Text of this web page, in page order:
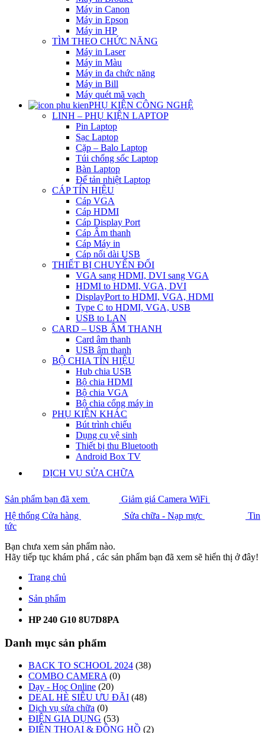
Máy in Canon
Máy in Epson
Máy in HP
TÌM THEO CHỨC NĂNG
Máy in Laser
Máy in Màu
Máy in đa chức năng
Máy in Bill
Máy quét mã vạch
PHỤ KIỆN CÔNG NGHỆ
LINH – PHỤ KIỆN LAPTOP
Pin Laptop
Sạc Laptop
Cặp – Balo Laptop
Túi chống sốc Laptop
Bàn Laptop
Đế tản nhiệt Laptop
CÁP TÍN HIỆU
Cáp VGA
Cáp HDMI
Cáp Display Port
Cáp Âm thanh
Cáp Máy in
Cáp nối dài USB
THIẾT BỊ CHUYỂN ĐỔI
VGA sang HDMI, DVI sang VGA
HDMI to HDMI, VGA, DVI
DisplayPort to HDMI, VGA, HDMI
Type C to HDMI, VGA, USB
USB to LAN
CARD – USB ÂM THANH
Card âm thanh
USB âm thanh
BỘ CHIA TÍN HIỆU
Hub chia USB
Bộ chia HDMI
Bộ chia VGA
Bộ chia cổng máy in
PHỤ KIỆN KHÁC
Bút trình chiếu
Dụng cụ vệ sinh
Thiết bị thu Bluetooth
Android Box TV
DỊCH VỤ SỬA CHỮA
Sản phẩm bạn đã xem
Giảm giá Camera WiFi
Hệ thống Cửa hàng
Sửa chữa - Nạp mực
Tin
tức
Bạn chưa xem sản phẩm nào.
Hãy tiếp tục khám phá , các sản phẩm bạn đã xem sẽ hiển thị ở đây!
Trang chủ
Sản phẩm
HP 240 G10 8U7D8PA
Danh mục sản phẩm
BACK TO SCHOOL 2024 (38)
COMBO CAMERA (0)
Dạy - Học Online (20)
DEAL HÈ SIÊU ƯU ĐÃI (48)
Dịch vụ sửa chữa (0)
ĐIỆN GIA DỤNG (53)
ĐIỆN THOẠI & ĐỒNG HỒ (2)